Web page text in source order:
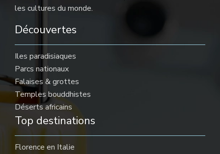
les cultures du monde.
Découvertes
Iles paradisiaques
Parcs nationaux
Falaises & grottes
Temples bouddhistes
Déserts africains
Top destinations
Florence en Italie